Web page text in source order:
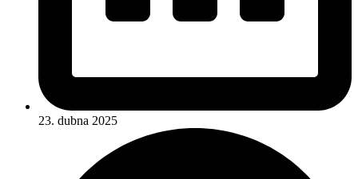
23. dubna 2025